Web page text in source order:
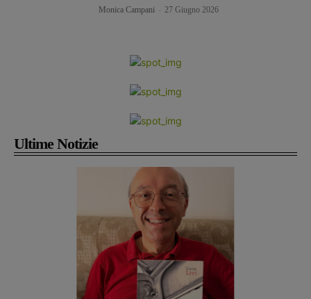
Monica Campani 27 Giugno 2026
Ultime Notizie